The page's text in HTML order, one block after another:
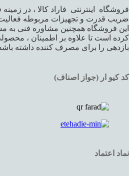
فروشگاه اینترنتی فاراد کالا ، در
ضریب قدرت و تجهیزات مربوطه
این فروشگاه همچنین مشاوره فنی به
کرده است تا علاوه بر اطمینان ،
بازدهی را برای مصرف کننده داشته
کد کیو ار (جواز اصناف)
نماد اعتماد